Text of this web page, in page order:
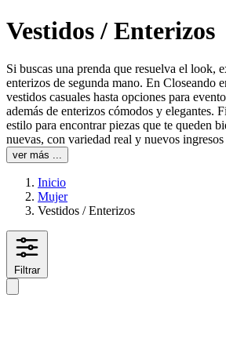
Vestidos / Enterizos
Si buscas una prenda que resuelva el look,
enterizos de segunda mano. En Closeando
vestidos casuales hasta opciones para
además de enterizos cómodos y elegantes.
estilo para encontrar piezas que te queden
nuevas, con variedad real y nuevos ingresos
ver más ...
Inicio
Mujer
Vestidos / Enterizos
Filtrar